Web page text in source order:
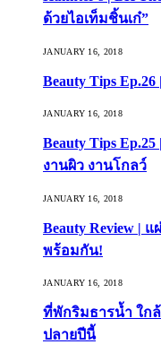
ด้วยไอเท็มชิ้นเก๋”
JANUARY 16, 2018
Beauty Tips
JANUARY 16, 2018
Beauty Tips
งานผิว งานโกลว์
JANUARY 16, 2018
Beauty Review |
พร้อมกัน!
JANUARY 16, 2018
ที่พักริมธารน้ำ ใก
ปลายปีนี้